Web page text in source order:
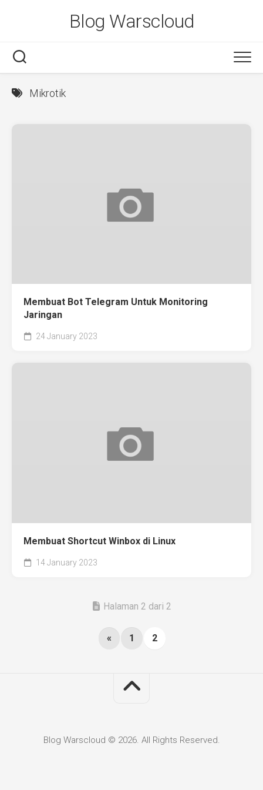
Blog Warscloud
Mikrotik
Membuat Bot Telegram Untuk Monitoring
Jaringan
24 January 2023
Membuat Shortcut Winbox di Linux
14 January 2023
Halaman 2 dari 2
« 1 2
Blog Warscloud © 2026. All Rights Reserved.